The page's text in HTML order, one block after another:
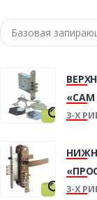
«САМ
3-Х
3-Х